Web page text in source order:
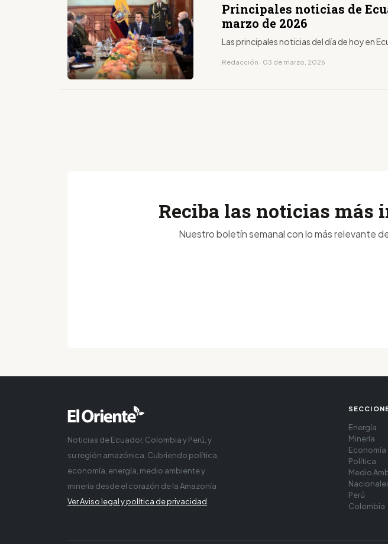
Principales noticias de
marzo de 2026
Las principales noticias del día de hoy en
Redacción · 03 de marzo, 2026
Reciba las noticias más
Nuestro boletín semanal con lo más relevante
Noticias de Ecuador, Colombia y Perú, y
su región amazónica. Cubriendo política,
economía, energía, medio ambiente y
minería desde el corazón de la Amazonía
Ver Aviso legal y política de privacidad
Energía
Minería
Economía
Política
Medio
Perú
Colombia